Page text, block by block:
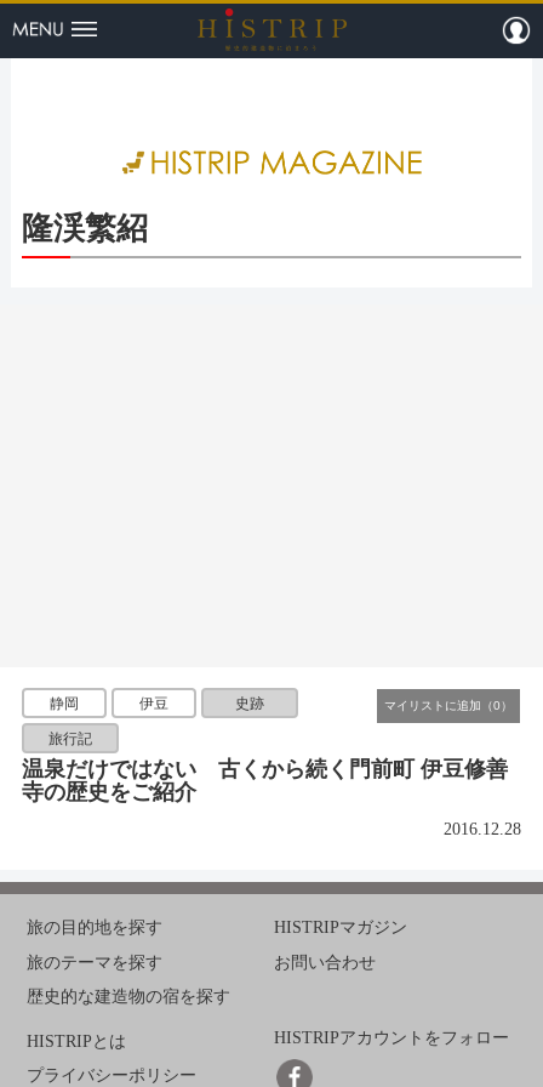
HISTRIP（
隆渓繁紹
静岡 伊豆 史跡
旅行記
温泉だけではない 古くから続く門前町 伊豆修善
寺の歴史をご紹介
2016.12.28
旅の目的地を探す
旅のテーマを探す
歴史的な建造物の宿を探す
HISTRIPマガジン
お問い合わせ
HISTRIPとは
プライバシーポリシー
HISTRIPアカウントをフォロー